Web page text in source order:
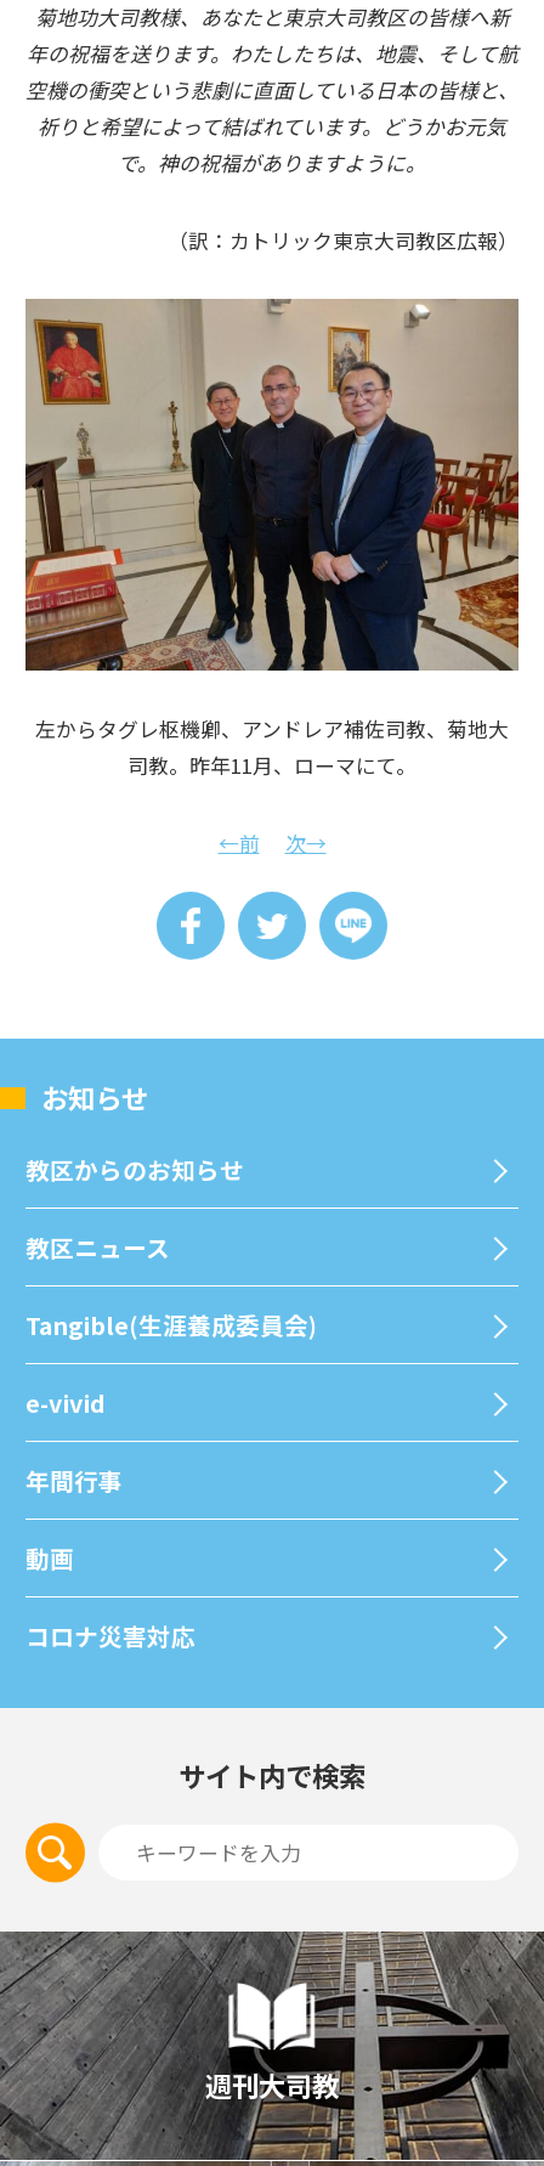
菊地功大司教様、あなたと東京大司教区の皆様へ新
年の祝福を送ります。わたしたちは、地震、そして航
空機の衝突という悲劇に直面している日本の皆様と、
祈りと希望によって結ばれています。どうかお元気
で。神の祝福がありますように。
（訳：カトリック東京大司教区広報）
左からタグレ枢機卿、アンドレア補佐司教、菊地大
司教。昨年11月、ローマにて。
←前 次→
お知らせ
教区からのお知らせ
教区ニュース
Tangible(生涯養成委員会)
e-vivid
年間⾏事
動画
コロナ災害対応
サイト内で検索
週刊大司教